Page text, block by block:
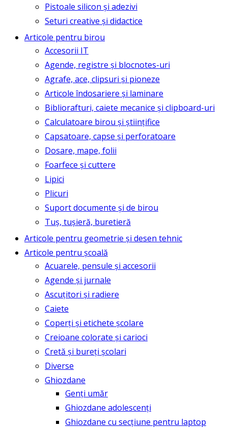
Pistoale silicon și adezivi
Seturi creative și didactice
Articole pentru birou
Accesorii IT
Agende, registre și blocnotes-uri
Agrafe, ace, clipsuri și pioneze
Articole îndosariere și laminare
Bibliorafturi, caiete mecanice și clipboard-uri
Calculatoare birou și științifice
Capsatoare, capse și perforatoare
Dosare, mape, folii
Foarfece și cuttere
Lipici
Plicuri
Suport documente și de birou
Tuș, tușieră, buretieră
Articole pentru geometrie și desen tehnic
Articole pentru școală
Acuarele, pensule și accesorii
Agende și jurnale
Ascuțitori și radiere
Caiete
Coperți și etichete școlare
Creioane colorate și carioci
Cretă și bureți școlari
Diverse
Ghiozdane
Genți umăr
Ghiozdane adolescenți
Ghiozdane cu secțiune pentru laptop